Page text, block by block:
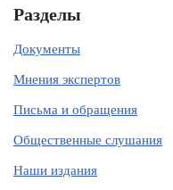
Разделы
Документы
Мнения экспертов
Письма и обращения
Общественные слушания
Наши издания